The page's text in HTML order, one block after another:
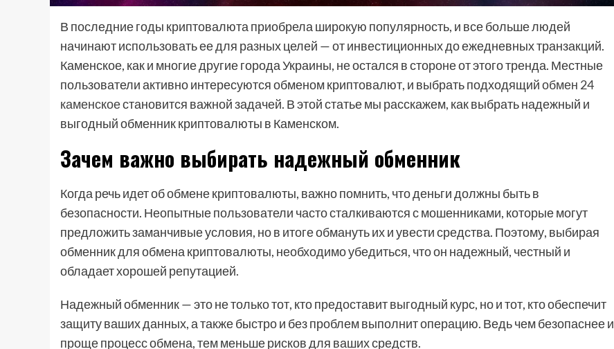
В последние годы криптовалюта приобрела широкую популярность, и все больше людей
начинают использовать ее для разных целей — от инвестиционных до ежедневных транзакций.
Каменское, как и многие другие города Украины, не остался в стороне от этого тренда. Местные
пользователи активно интересуются обменом криптовалют, и выбрать подходящийобмен 24
каменскоестановится важной задачей. В этой статье мы расскажем, как выбрать надежный и
выгодный обменник криптовалюты в Каменском.
Зачем важно выбирать надежный обменник
Когда речь идет об обмене криптовалюты, важно помнить, что деньги должны быть в
безопасности. Неопытные пользователи часто сталкиваются с мошенниками, которые могут
предложить заманчивые условия, но в итоге обмануть их и увести средства. Поэтому, выбирая
обменник для обмена криптовалюты, необходимо убедиться, что он надежный, честный и
обладает хорошей репутацией.
Надежный обменник — это не только тот, кто предоставит выгодный курс, но и тот, кто обеспечит
защиту ваших данных, а также быстро и без проблем выполнит операцию. Ведь чем безопаснее и
проще процесс обмена, тем меньше рисков для ваших средств.